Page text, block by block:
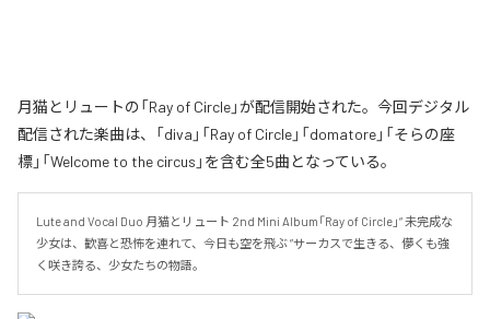
月猫とリュートの「Ray of Circle」が配信開始された。今回デジタル
配信された楽曲は、「diva」「Ray of Circle」「domatore」「そらの座
標」「Welcome to the circus」を含む全5曲となっている。
Lute and Vocal Duo 月猫とリュート 2nd Mini Album「Ray of Circle」“ 未完成な
少女は、歓喜と恐怖を連れて、今日も空を飛ぶ ”サーカスで生きる、儚くも強
く咲き誇る、少女たちの物語。